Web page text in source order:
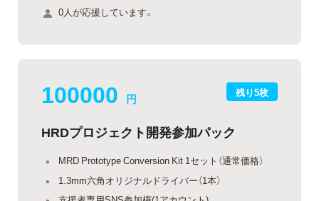
0人が応援しています。
残り5枚
100000 円
HRDプロジェクト開発参加パック
MRD Prototype Conversion Kit 1セット（通常価格）
1.3mm六角オリジナルドライバー（1本）